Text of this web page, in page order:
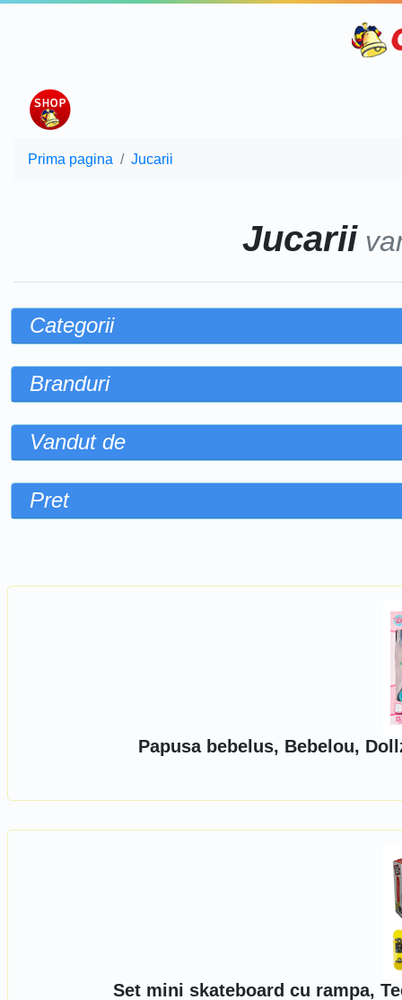
Prima pagina Jucarii
Jucarii
Categorii
Branduri
Vandut de
Pret
Papusa bebelus, Bebelou,
Set mini skateboard cu rampa,